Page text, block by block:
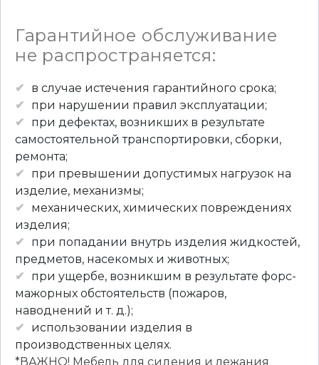
Гарантийное обслуживание
не распространяется:
в случае истечения гарантийного срока;
при нарушении правил эксплуатации;
при дефектах, возникших в результате
самостоятельной транспортировки, сборки,
ремонта;
при превышении допустимых нагрузок на
изделие, механизмы;
механических, химических повреждениях
изделия;
при попадании внутрь изделия жидкостей,
предметов, насекомых и животных;
при ущербе, возникшим в результате форс-
мажорных обстоятельств (пожаров,
наводнений и т. д.);
использовании изделия в
производственных целях.
*ВАЖНО! Мебель для сидения и лежания